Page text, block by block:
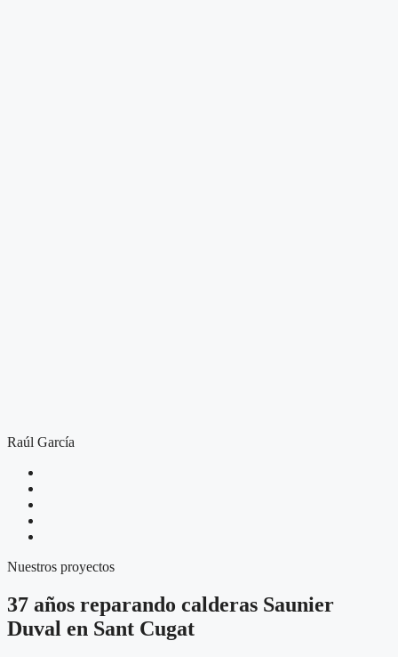
Raúl García
Nuestros proyectos
37 años reparando calderas Saunier
Duval en Sant Cugat